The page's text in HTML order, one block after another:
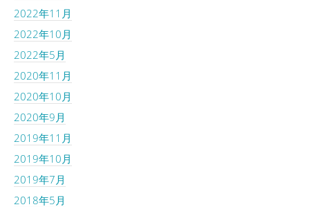
2022年11月
2022年10月
2022年5月
2020年11月
2020年10月
2020年9月
2019年11月
2019年10月
2019年7月
2018年5月